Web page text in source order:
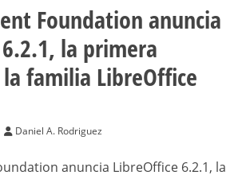
Foundation anuncia
la primera
familia LibreOffice
Daniel A. Rodriguez
anuncia LibreOffice 6.2.1, la